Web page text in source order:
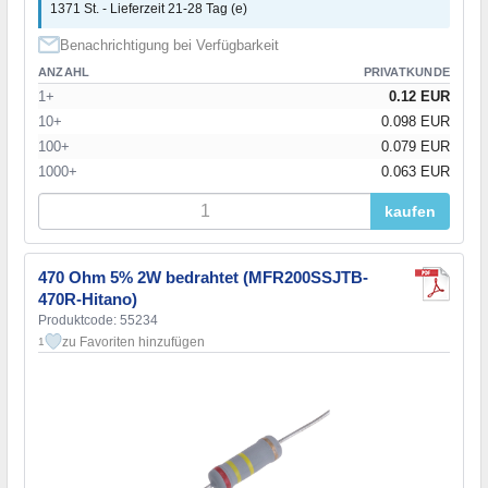
1371 St. - Lieferzeit 21-28 Tag (e)
Benachrichtigung bei Verfügbarkeit
ANZAHL PRIVATKUNDE
1+
0.12 EUR
10+
0.098 EUR
100+
0.079 EUR
1000+
0.063 EUR
kaufen
470 Ohm 5% 2W bedrahtet (MFR200SSJTB-
470R-Hitano)
Produktcode: 55234
1 zu Favoriten hinzufügen